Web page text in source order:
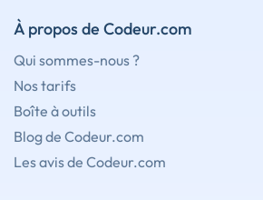
À propos de Codeur.com
Qui sommes-nous ?
Nos tarifs
Boîte à outils
Blog de Codeur.com
Les avis de Codeur.com